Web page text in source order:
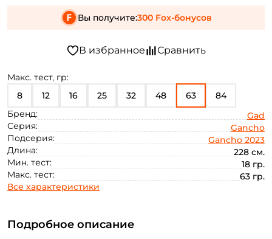
Макс. тест, гр:
8
12 16 25 32 48 63
84
Бренд:
Gad
Серия:
Gancho
Подсерия:
Gancho 2023
Длина:
228 см.
Мин. тест:
18 гр.
Макс. тест:
63 гр.
Все характеристики
Вы получите:300 Fox-бонусов
Подробное описание